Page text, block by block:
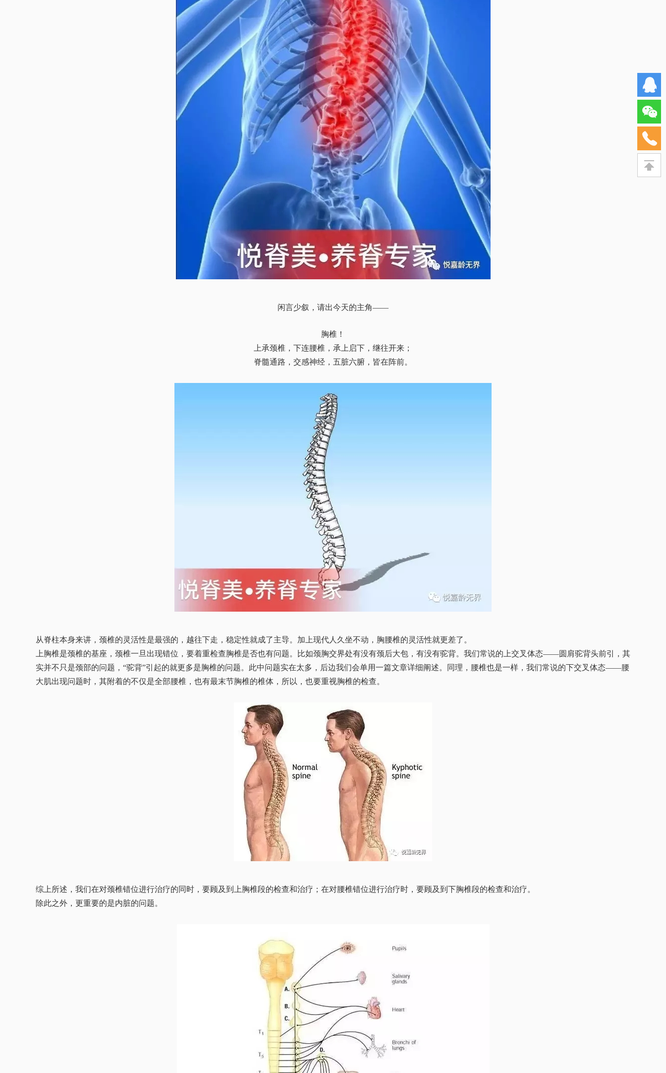
闲言少叙，请出今天的主角——
胸椎！
上承颈椎，下连腰椎，承上启下，继往开来；
脊髓通路，交感神经，五脏六腑，皆在阵前。
从脊柱本身来讲，颈椎的灵活性是最强的，越往下走，稳定性就成了主导。加上现代人久坐不动，胸腰椎的灵活性就更差了。
上胸椎是颈椎的基座，颈椎一旦出现错位，要着重检查胸椎是否也有问题。比如颈胸交界处有没有颈后大包，有没有驼背。我们常说的上交叉体态——圆肩驼背头前引，其
实并不只是颈部的问题，“驼背”引起的就更多是胸椎的问题。此中问题实在太多，后边我们会单用一篇文章详细阐述。同理，腰椎也是一样，我们常说的下交叉体态——腰
大肌出现问题时，其附着的不仅是全部腰椎，也有最末节胸椎的椎体，所以，也要重视胸椎的检查。
综上所述，我们在对颈椎错位进行治疗的同时，要顾及到上胸椎段的检查和治疗；在对腰椎错位进行治疗时，要顾及到下胸椎段的检查和治疗。
除此之外，更重要的是内脏的问题。
官方
公众